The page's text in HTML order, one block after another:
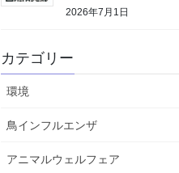
2026年7月1日
カテゴリー
環境
鳥インフルエンザ
アニマルウェルフェア